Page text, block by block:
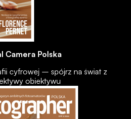
Camera Polska
cyfrowej – spójrz na świat z
obiektywu